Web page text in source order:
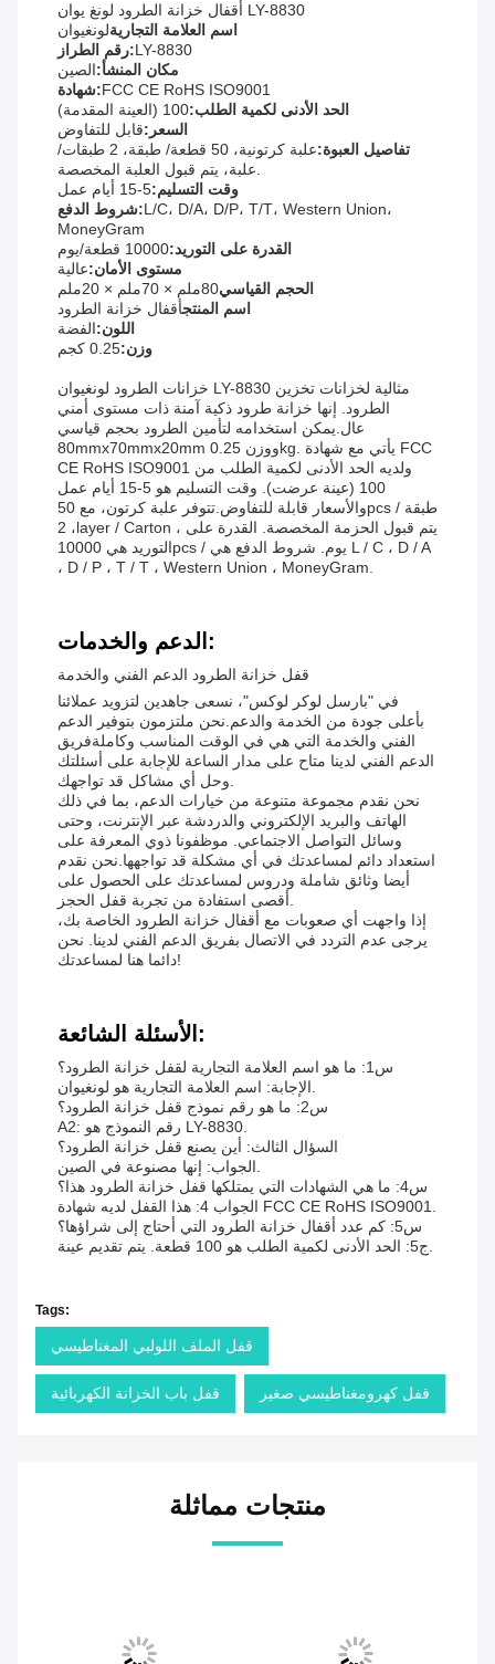
أقفال خزانة الطرود لونغ يوان LY-8830
اسم العلامة التجاريةلونغيوان
رقم الطراز:LY-8830
مكان المنشأ:الصين
شهادة:FCC CE RoHS ISO9001
الحد الأدنى لكمية الطلب:100 (العينة المقدمة)
السعر:قابل للتفاوض
تفاصيل العبوة:
علبة كرتونية، 50 قطعة/ طبقة، 2 طبقات/
علبة، يتم قبول العلبة المخصصة.
وقت التسليم:5-15 أيام عمل
شروط الدفع:L/C، D/A، D/P، T/T، Western Union،
MoneyGram
القدرة على التوريد:10000 قطعة/يوم
مستوى الأمان:عالية
الحجم القياسي80ملم × 70ملم × 20ملم
اسم المنتجأقفال خزانة الطرود
اللون:الفضة
وزن:0.25 كجم
خزانات الطرود لونغيوان LY-8830 مثالية لخزانات تخزين
الطرود. إنها خزانة طرود ذكية آمنة ذات مستوى أمني
عال.يمكن استخدامه لتأمين الطرود بحجم قياسي
80mmx70mmx20mm ووزن 0.25kg. يأتي مع شهادة FCC
CE RoHS ISO9001 ولديه الحد الأدنى لكمية الطلب من
100 (عينة عرضت). وقت التسليم هو 5-15 أيام عمل
والأسعار قابلة للتفاوض.تتوفر علبة كرتون، مع 50pcs / طبقة
، 2layer / Carton ، يتم قبول الحزمة المخصصة. القدرة على
التوريد هي 10000pcs / يوم. شروط الدفع هي L / C ، D / A
، D / P ، T / T ، Western Union ، MoneyGram.
الدعم والخدمات:
قفل خزانة الطرود الدعم الفني والخدمة
في "بارسل لوكر لوكس"، نسعى جاهدين لتزويد عملائنا
بأعلى جودة من الخدمة والدعم.نحن ملتزمون بتوفير الدعم
الفني والخدمة التي هي في الوقت المناسب وكاملةفريق
الدعم الفني لدينا متاح على مدار الساعة للإجابة على أسئلتك
وحل أي مشاكل قد تواجهك.
نحن نقدم مجموعة متنوعة من خيارات الدعم، بما في ذلك
الهاتف والبريد الإلكتروني والدردشة عبر الإنترنت، وحتى
وسائل التواصل الاجتماعي. موظفونا ذوي المعرفة على
استعداد دائم لمساعدتك في أي مشكلة قد تواجهها.نحن نقدم
أيضا وثائق شاملة ودروس لمساعدتك على الحصول على
أقصى استفادة من تجربة قفل الحجز.
إذا واجهت أي صعوبات مع أقفال خزانة الطرود الخاصة بك،
يرجى عدم التردد في الاتصال بفريق الدعم الفني لدينا. نحن
دائما هنا لمساعدتك!
الأسئلة الشائعة:
س1: ما هو اسم العلامة التجارية لقفل خزانة الطرود؟
الإجابة: اسم العلامة التجارية هو لونغيوان.
س2: ما هو رقم نموذج قفل خزانة الطرود؟
A2: رقم النموذج هو LY-8830.
السؤال الثالث: أين يصنع قفل خزانة الطرود؟
الجواب: إنها مصنوعة في الصين.
س4: ما هي الشهادات التي يمتلكها قفل خزانة الطرود هذا؟
الجواب 4: هذا القفل لديه شهادة FCC CE RoHS ISO9001.
س5: كم عدد أقفال خزانة الطرود التي أحتاج إلى شراؤها؟
ج5: الحد الأدنى لكمية الطلب هو 100 قطعة. يتم تقديم عينة.
Tags:
قفل الملف اللولبي المغناطيسي
قفل باب الخزانة الكهربائية قفل كهرومغناطيسي صغير
منتجات مماثلة